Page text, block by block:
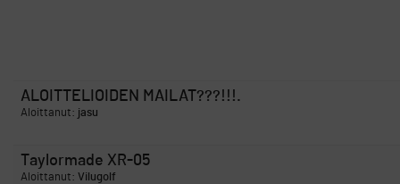
ALOITTELIOIDEN MAILAT???!!!.
Aloittanut: jasu
Taylormade XR-05
Aloittanut: Vilugolf